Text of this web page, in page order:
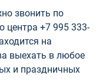
звонить по
центра +7 995 333-
на
выехать в любое
и праздничных